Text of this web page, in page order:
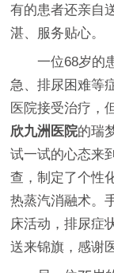
有的患者还亲自
湛、服务贴心。
一位68岁的
急、排尿困难等
医院接受治疗，
欣九洲医院的瑞
试一试的心态来
查，制定了个性
热蒸汽消融术。
床活动，排尿症
送来锦旗，感谢